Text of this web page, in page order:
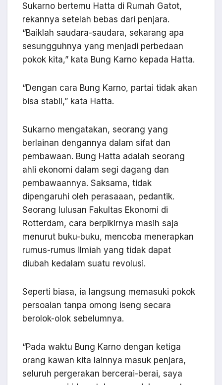
Sukarno bertemu Hatta di Rumah Gatot,
rekannya setelah bebas dari penjara.
“Baiklah saudara-saudara, sekarang apa
sesungguhnya yang menjadi perbedaan
pokok kita,” kata Bung Karno kepada Hatta.
“Dengan cara Bung Karno, partai tidak akan
bisa stabil,” kata Hatta.
Sukarno mengatakan, seorang yang
berlainan dengannya dalam sifat dan
pembawaan. Bung Hatta adalah seorang
ahli ekonomi dalam segi dagang dan
pembawaannya. Saksama, tidak
dipengaruhi oleh perasaaan, pedantik.
Seorang lulusan Fakultas Ekonomi di
Rotterdam, cara berpikirnya masih saja
menurut buku-buku, mencoba menerapkan
rumus-rumus ilmiah yang tidak dapat
diubah kedalam suatu revolusi.
Seperti biasa, ia langsung memasuki pokok
persoalan tanpa omong iseng secara
berolok-olok sebelumnya.
“Pada waktu Bung Karno dengan ketiga
orang kawan kita lainnya masuk penjara,
seluruh pergerakan bercerai-berai, saya